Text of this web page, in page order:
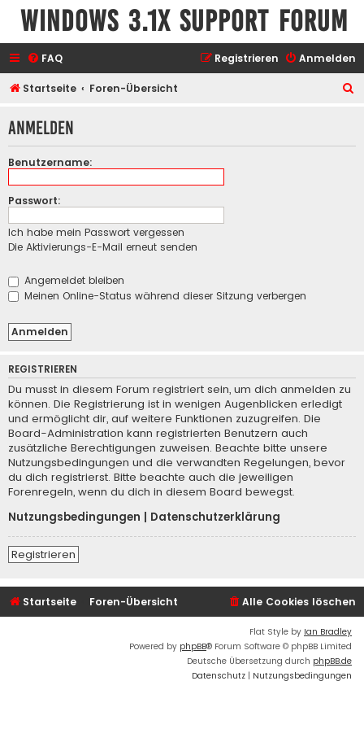
Windows 3.1x Support Forum
FAQ Anmelden
Registrieren
Startseite Foren-Übersicht
h
Anmelden
Benutzername:
Passwort:
Ich habe mein Passwort vergessen
Die Aktivierungs-E-Mail erneut senden
Angemeldet bleiben
Meinen Online-Status während dieser Sitzung verbergen
REGISTRIEREN
Du musst in diesem Forum registriert sein, um dich anmelden zu
können. Die Registrierung ist in wenigen Augenblicken erledigt
und ermöglicht dir, auf weitere Funktionen zuzugreifen. Die
Board-Administration kann registrierten Benutzern auch
zusätzliche Berechtigungen zuweisen. Beachte bitte unsere
Nutzungsbedingungen und die verwandten Regelungen, bevor
du dich registrierst. Bitte beachte auch die jeweiligen
Forenregeln, wenn du dich in diesem Board bewegst.
Nutzungsbedingungen
Datenschutzerklärung
Registrieren
Startseite Foren-Übersicht Alle Cookies löschen
Flat Style by Ian Bradley
Powered by phpBB® Forum Software © phpBB Limited
Deutsche Übersetzung durch phpBB.de
Datenschutz | Nutzungsbedingungen